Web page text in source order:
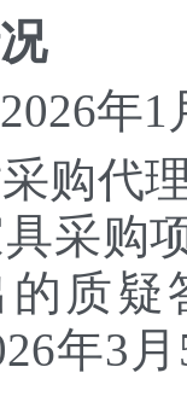
年1
代理
采购
的质
年3